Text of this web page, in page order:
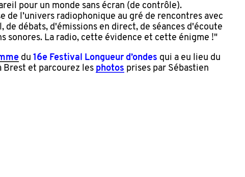
pour un monde sans écran (de contrôle).
de l’univers radiophonique au gré de rencontres avec
de débats, d'émissions en direct, de séances d'écoute
sonores. La radio, cette évidence et cette énigme !"
du 16e Festival Longueur d’ondes qui a eu lieu du
Brest et parcourez les photos prises par Sébastien